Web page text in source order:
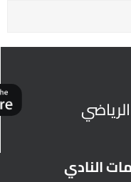
النادي